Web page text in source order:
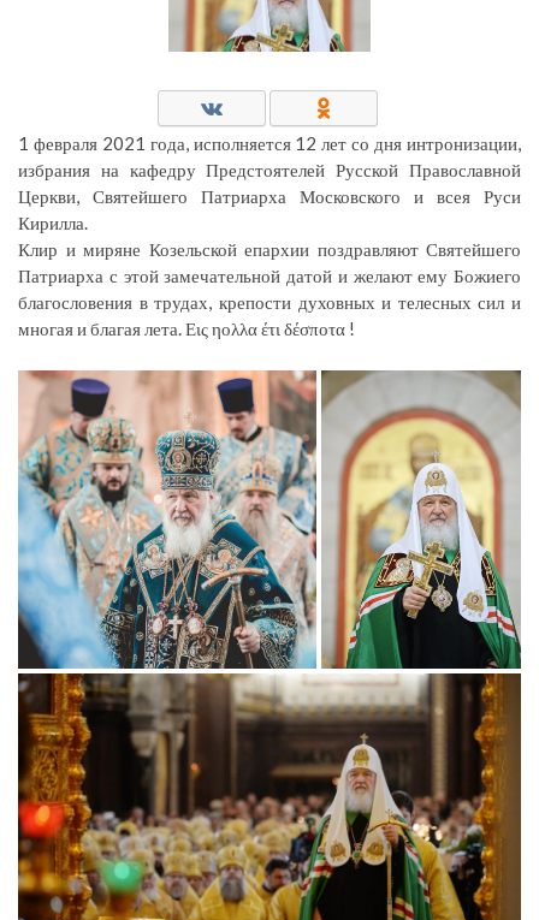
1 февраля 2021 года, исполняется 12 лет со дня интронизации,
избрания на кафедру Предстоятелей Русской Православной
Церкви, Святейшего Патриарха Московского и всея Руси
Кирилла.
Клир и миряне Козельской епархии поздравляют Святейшего
Патриарха с этой замечательной датой и желают ему Божиего
благословения в трудах, крепости духовных и телесных сил и
многая и благая лета. Εις ηολλα έτι δέσποτα !